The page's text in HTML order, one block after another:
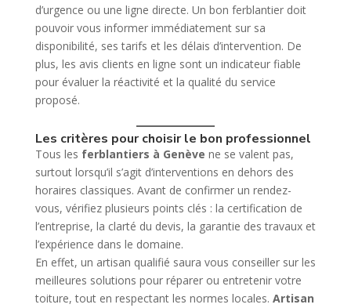
d’urgence ou une ligne directe. Un bon ferblantier doit
pouvoir vous informer immédiatement sur sa
disponibilité, ses tarifs et les délais d’intervention. De
plus, les avis clients en ligne sont un indicateur fiable
pour évaluer la réactivité et la qualité du service
proposé.
Les critères pour choisir le bon professionnel
Tous les ferblantiers à Genève ne se valent pas,
surtout lorsqu’il s’agit d’interventions en dehors des
horaires classiques. Avant de confirmer un rendez-
vous, vérifiez plusieurs points clés : la certification de
l’entreprise, la clarté du devis, la garantie des travaux et
l’expérience dans le domaine.
En effet, un artisan qualifié saura vous conseiller sur les
meilleures solutions pour réparer ou entretenir votre
toiture, tout en respectant les normes locales. Artisan